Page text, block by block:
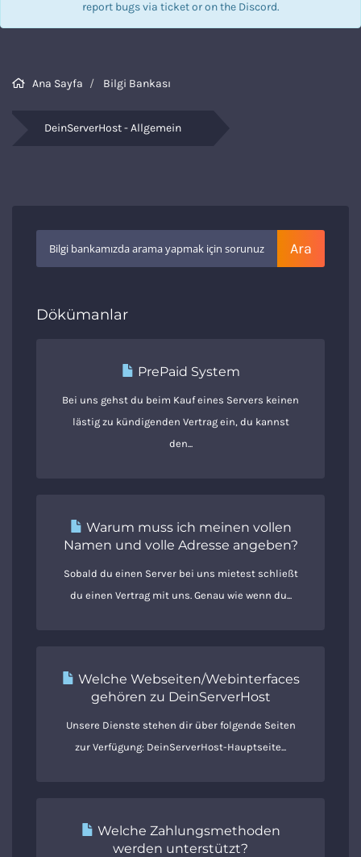
report bugs via ticketor on the Discord.
Ana Sayfa Bilgi Bankası
DeinServerHost - Allgemein
Dökümanlar
PrePaid System
Bei uns gehst du beim Kauf eines Servers keinen
lästig zu kündigenden Vertrag ein, du kannst
den...
Warum muss ich meinen vollen
Namen und volle Adresse angeben?
Sobald du einen Server bei uns mietest schließt
du einen Vertrag mit uns. Genau wie wenn du...
Welche Webseiten/Webinterfaces
gehören zu DeinServerHost
Unsere Dienste stehen dir über folgende Seiten
zur Verfügung: DeinServerHost-Hauptseite...
Welche Zahlungsmethoden
werden unterstützt?